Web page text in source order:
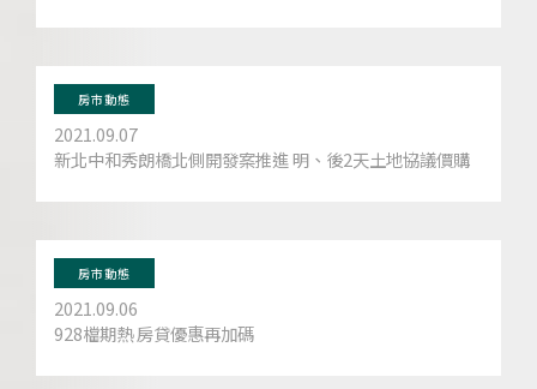
房市動態
2021.09.07
新北中和秀朗橋北側開發案推進 明、後2天土地協議價購
房市動態
2021.09.06
928檔期熱 房貸優惠再加碼